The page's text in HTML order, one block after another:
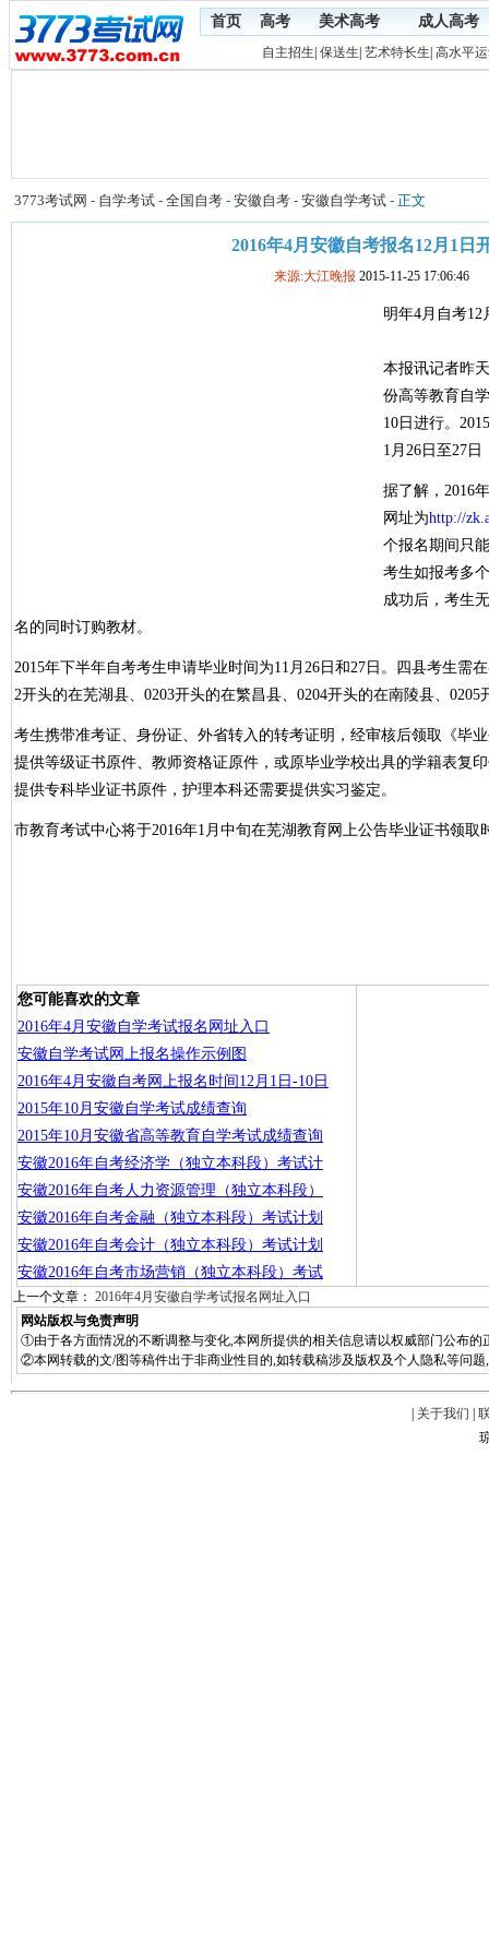
首页 高考 美术高考 成人高考
自主招生 保送生 艺术特长生 高水平
3773考试网 - 自学考试 - 全国自考 - 安徽自考 - 安徽自学考试 - 正文
2016年4月安徽自考报名12月1日
来源:大江晚报 2015-11-25 17:06:46
明年4月自考12
本报讯记者昨
份高等教育自
10日进行。
1月26日至27
据了解，2016
网址为http://
个报名期间只
考生如报考多
成功后，考生
名的同时订购教材。
2015年下半年自考考生申请毕业时间为11月26日和27日。四县考生需
2开头的在芜湖县、0203开头的在繁昌县、0204开头的在南陵县、0205
考生携带准考证、身份证、外省转入的转考证明，经审核后领取《毕
提供等级证书原件、教师资格证原件，或原毕业学校出具的学籍表复
提供专科毕业证书原件，护理本科还需要提供实习鉴定。
市教育考试中心将于2016年1月中旬在芜湖教育网上公告毕业证书领取
您可能喜欢的文章
2016年4月安徽自学考试报名网址入口
安徽自学考试网上报名操作示例图
2016年4月安徽自考网上报名时间12月1日-10日
2015年10月安徽自学考试成绩查询
2015年10月安徽省高等教育自学考试成绩查询
安徽2016年自考经济学（独立本科段）考试计
安徽2016年自考人力资源管理（独立本科段）
安徽2016年自考金融（独立本科段）考试计划
安徽2016年自考会计（独立本科段）考试计划
安徽2016年自考市场营销（独立本科段）考试
上一个文章： 2016年4月安徽自学考试报名网址入口
网站版权与免责声明
①由于各方面情况的不断调整与变化,本网所提供的相关信息请以权威部门公布的
②本网转载的文/图等稿件出于非商业性目的,如转载稿涉及版权及个人隐私等问题
关于我们